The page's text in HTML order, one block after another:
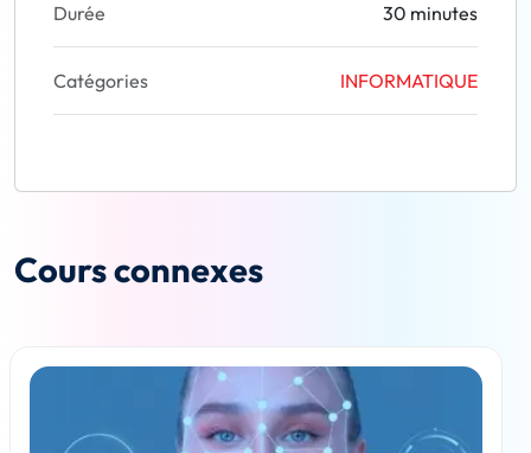
Durée 30 minutes
Catégories INFORMATIQUE
Cours connexes